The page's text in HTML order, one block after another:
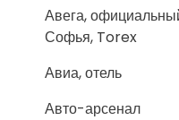
Авега,
Софья, Torex
Авиа, отель
Авто-арсенал